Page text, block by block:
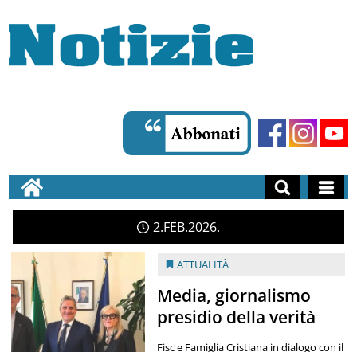
2 FEB2026
ATTUALITÀ
Media, giornalismo
presidio della verità
Fisc e Famiglia Cristiana in dialogo con il